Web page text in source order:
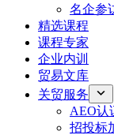
名企参
精选课程
课程专家
企业内训
贸易文库
关贸服务
AEO认
招投标